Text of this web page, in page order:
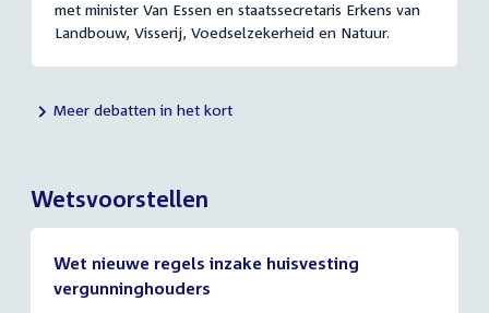
met minister Van Essen en staatssecretaris Erkens van
Landbouw, Visserij, Voedselzekerheid en Natuur.
Meer debatten in het kort
Wetsvoorstellen
Wet nieuwe regels inzake huisvesting
vergunninghouders